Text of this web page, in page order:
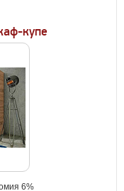
купе
6%